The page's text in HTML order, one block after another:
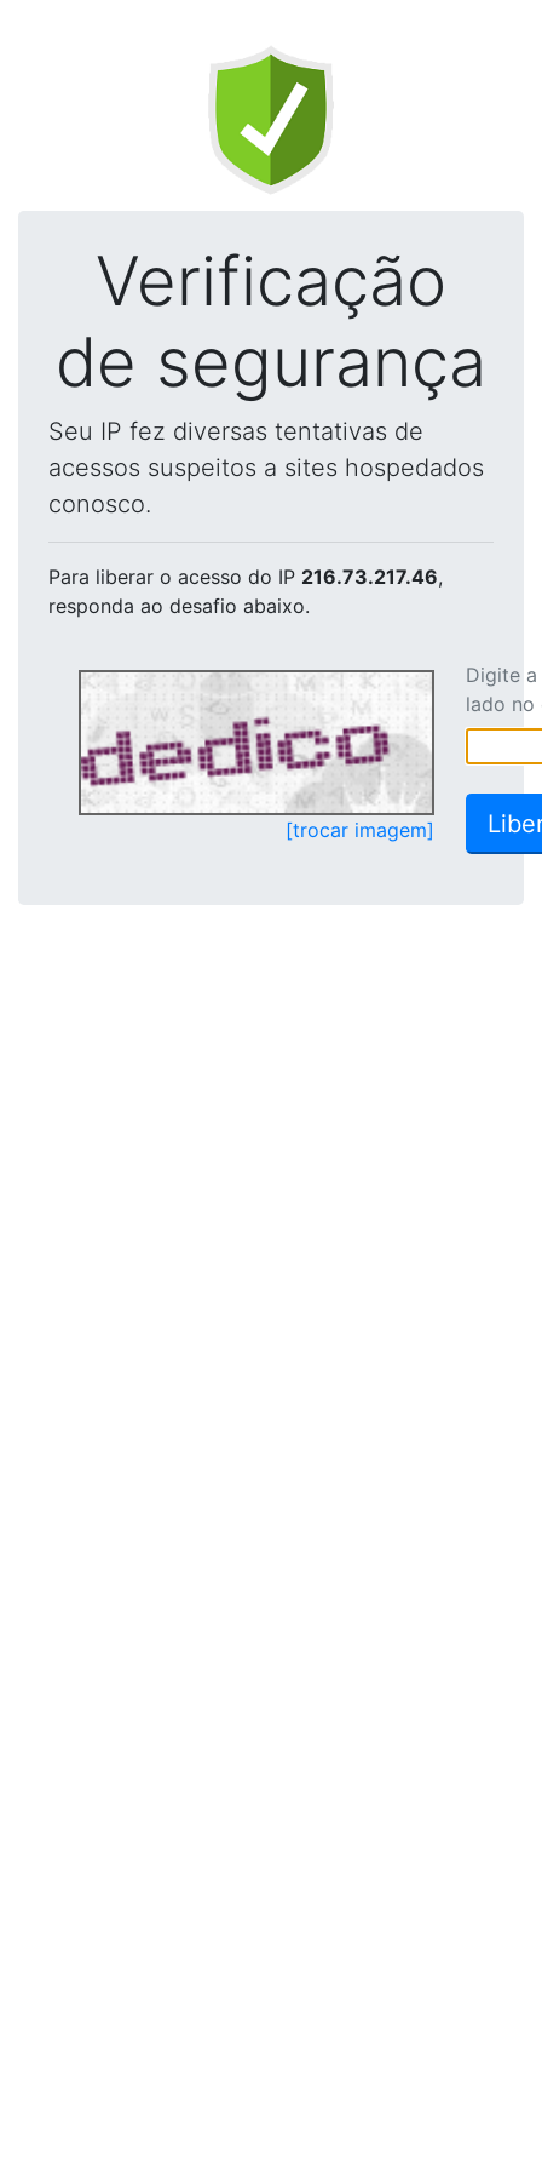
Verificação
de segurança
Seu IP fez diversas tentativas de
acessos suspeitos a sites hospedados
conosco.
Para liberar o acesso do IP 216.73.217.46,
responda ao desafio abaixo.
[trocar imagem]
Digite
lado no